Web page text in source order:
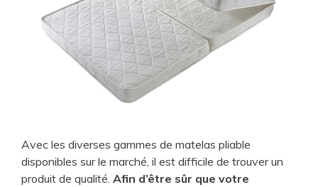
Avec les diverses gammes de matelas pliable
disponibles sur le marché, il est difficile de trouver un
produit de qualité. Afin d’être sûr que votre